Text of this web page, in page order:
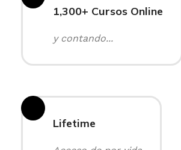
1,300+ Cursos Online
y contando...
Lifetime